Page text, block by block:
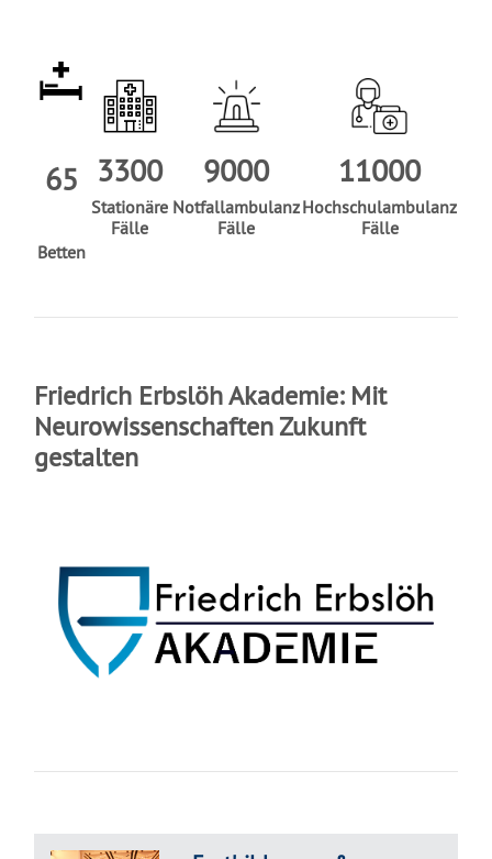
65
Betten
3300
Stationäre
Fälle
9000
Notfallambulanz
Fälle
11000
Hochschulambulanz
Fälle
Friedrich Erbslöh Akademie: Mit
Neurowissenschaften Zukunft
gestalten